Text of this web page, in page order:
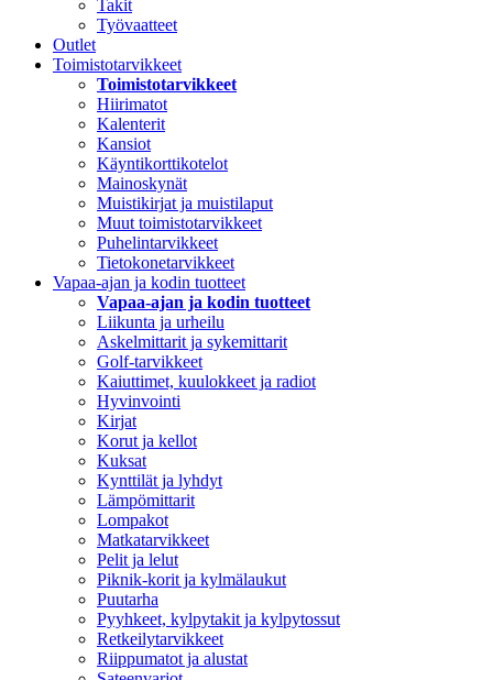
Takit
Työvaatteet
Outlet
Toimistotarvikkeet
Toimistotarvikkeet
Hiirimatot
Kalenterit
Kansiot
Käyntikorttikotelot
Mainoskynät
Muistikirjat ja muistilaput
Muut toimistotarvikkeet
Puhelintarvikkeet
Tietokonetarvikkeet
Vapaa-ajan ja kodin tuotteet
Vapaa-ajan ja kodin tuotteet
Liikunta ja urheilu
Askelmittarit ja sykemittarit
Golf-tarvikkeet
Kaiuttimet, kuulokkeet ja radiot
Hyvinvointi
Kirjat
Korut ja kellot
Kuksat
Kynttilät ja lyhdyt
Lämpömittarit
Lompakot
Matkatarvikkeet
Pelit ja lelut
Piknik-korit ja kylmälaukut
Puutarha
Pyyhkeet, kylpytakit ja kylpytossut
Retkeilytarvikkeet
Riippumatot ja alustat